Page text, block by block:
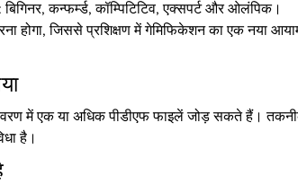
बिगिनर, कन्फर्म्ड, कॉम्पिटिटिव, एक्सपर्ट और ओलंपिक।
होगा, जिससे प्रशिक्षण में गेमिफिकेशन का एक नया
में एक या अधिक पीडीएफ फाइलें जोड़ सकते हैं।
है।